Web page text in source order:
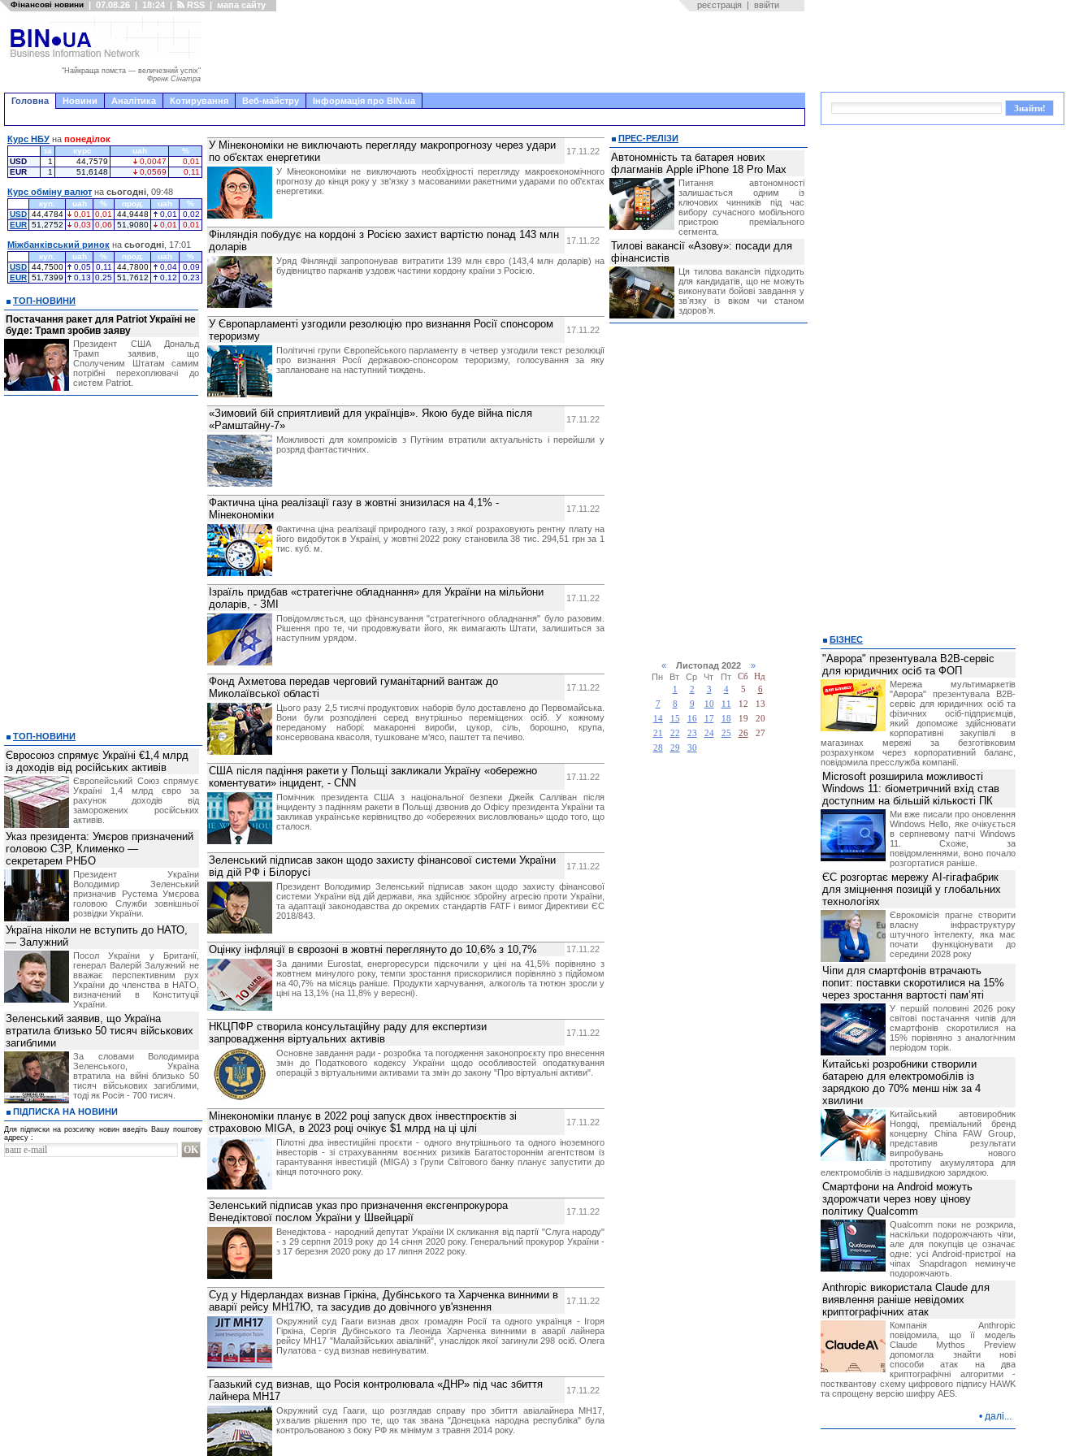
Фінансові новини | 07.08.26 | 18:24 | RSS | мапа сайту реєстрація | ввійти
"Найкраща помста — величезний успіх"
Френк Сінатра
Головна Новини Аналітика Котирування Веб-майстру Інформація про BIN.ua
У Мінекономіки не виключають перегляду макропрогнозу через удари
по об'єктах енергетики
17.11.22
У Мінеокономіки не виключають необхідності перегляду макроекономічного
прогнозу до кінця року у зв'язку з масованими ракетними ударами по об'єктах
енергетики.
Фінляндія побудує на кордоні з Росією захист вартістю понад 143 млн
доларів
17.11.22
Уряд Фінляндії запропонував витратити 139 млн євро (143,4 млн доларів) на
будівництво парканів уздовж частини кордону країни з Росією.
У Європарламенті узгодили резолюцію про визнання Росії спонсором
тероризму
17.11.22
Політичні групи Європейського парламенту в четвер узгодили текст резолюції
про визнання Росії державою-спонсором тероризму, голосування за яку
заплановане на наступний тиждень.
«Зимовий бій сприятливий для українців». Якою буде війна після
«Рамштайну-7»
17.11.22
Можливості для компромісів з Путіним втратили актуальність і перейшли у
розряд фантастичних.
Фактична ціна реалізації газу в жовтні знизилася на 4,1% -
Мінекономіки
17.11.22
Фактична ціна реалізації природного газу, з якої розраховують рентну плату на
його видобуток в Україні, у жовтні 2022 року становила 38 тис. 294,51 грн за 1
тис. куб. м.
Ізраїль придбав «стратегічне обладнання» для України на мільйони
доларів, - ЗМІ
17.11.22
Повідомляється, що фінансування "стратегічного обладнання" було разовим.
Рішення про те, чи продовжувати його, як вимагають Штати, залишиться за
наступним урядом.
Фонд Ахметова передав черговий гуманітарний вантаж до
Миколаївської області
17.11.22
Цього разу 2,5 тисячі продуктових наборів було доставлено до Первомайська.
Вони були розподілені серед внутрішньо переміщених осіб. У кожному
переданому наборі: макаронні вироби, цукор, сіль, борошно, крупа,
консервована квасоля, тушковане м‘ясо, паштет та печиво.
США після падіння ракети у Польщі закликали Україну «обережно
коментувати» інцидент, - CNN
17.11.22
Помічник президента США з національної безпеки Джейк Салліван після
інциденту з падінням ракети в Польщі дзвонив до Офісу президента України та
закликав українське керівництво до «обережних висловлювань» щодо того, що
сталося.
Зеленський підписав закон щодо захисту фінансової системи України
від дій РФ і Білорусі
17.11.22
Президент Володимир Зеленський підписав закон щодо захисту фінансової
системи України від дій держави, яка здійснює збройну агресію проти України,
та адаптації законодавства до окремих стандартів FATF і вимог Директиви ЄС
2018/843.
Оцінку інфляції в єврозоні в жовтні переглянуто до 10,6% з 10,7%
17.11.22
За даними Eurostat, енергоресурси підскочили у ціні на 41,5% порівняно з
жовтнем минулого року, темпи зростання прискорилися порівняно з підйомом
на 40,7% на місяць раніше. Продукти харчування, алкоголь та тютюн зросли у
ціні на 13,1% (на 11,8% у вересні).
НКЦПФР створила консультаційну раду для експертизи
запровадження віртуальних активів
17.11.22
Основне завдання ради - розробка та погодження законопроєкту про внесення
змін до Податкового кодексу України щодо особливостей оподаткування
операцій з віртуальними активами та змін до закону "Про віртуальні активи".
Мінекономіки планує в 2022 році запуск двох інвестпроєктів зі
страховою MIGA, в 2023 році очікує $1 млрд на ці цілі
17.11.22
Пілотні два інвестиційні проєкти - одного внутрішнього та одного іноземного
інвесторів - зі страхуванням воєнних ризиків Багатостороннім агентством із
гарантування інвестицій (MIGA) з Групи Світового банку планує запустити до
кінця поточного року.
Зеленський підписав указ про призначення ексгенпрокурора
Венедіктової послом України у Швейцарії
17.11.22
Венедіктова - народний депутат України IX скликання від партії "Слуга народу"
- з 29 серпня 2019 року до 14 січня 2020 року. Генеральний прокурор України -
з 17 березня 2020 року до 17 липня 2022 року.
Суд у Нідерландах визнав Гіркіна, Дубінського та Харченка винними в
аварії рейсу МН17Ю, та засудив до довічного ув'язнення
17.11.22
Окружний суд Гааги визнав двох громадян Росії та одного українця - Ігоря
Гіркіна, Сергія Дубінського та Леоніда Харченка винними в аварії лайнера
рейсу МН17 "Малайзійських авіаліній", унаслідок якої загинули 298 осіб. Олега
Пулатова - суд визнав невинуватим.
Гаазький суд визнав, що Росія контролювала «ДНР» під час збиття
лайнера MH17
17.11.22
Окружний суд Гааги, що розглядав справу про збиття авіалайнера MH17,
ухвалив рішення про те, що так звана "Донецька народна республіка" була
контрольованою з боку РФ як мінімум з травня 2014 року.
Курс НБУ на понеділок
за курс uah
%
USD
1 44,7579 0,0047
0,01
EUR
1 51,6148 0,0569 0,11
Курс обміну валют на сьогодні , 09:48
куп. uah % прод. uah
%
USD 44,4784 0,01 0,01 44,9448 0,01
0,02
EUR 51,2752 0,03 0,06 51,9080 0,01 0,01
Міжбанківський ринок на сьогодні , 17:01
куп. uah % прод. uah
%
USD 44,7500 0,05 0,11 44,7800 0,04
0,09
EUR 51,7399 0,13 0,25 51,7612 0,12 0,23
ТОП-НОВИНИ
Постачання ракет для Patriot Україні не
буде: Трамп зробив заяву
Президент США Дональд
Трамп заявив, що
Сполученим Штатам самим
потрібні перехоплювачі до
систем Patriot.
ТОП-НОВИНИ
Євросоюз спрямує Україні €1,4 млрд
із доходів від російських активів
Європейський Союз спрямує
Україні 1,4 млрд євро за
рахунок доходів від
заморожених російських
активів.
Указ президента: Умєров призначений
головою СЗР, Клименко —
секретарем РНБО
Президент України
Володимир Зеленський
призначив Pустема Умєрова
головою Служби зовнішньої
розвідки України.
Україна ніколи не вступить до НАТО,
— Залужний
Посол України у Британії,
генерал Валерій Залужний не
вважає перспективним рух
України до членства в НАТО,
визначений в Конституції
України.
Зеленський заявив, що Україна
втратила близько 50 тисяч військових
загиблими
За словами Володимира
Зеленського, Україна
втратила на війні близько 50
тисяч військових загиблими,
тоді як Росія - 700 тисяч.
ПІДПИСКА НА НОВИНИ
Для підписки на розсилку новин введіть Вашу поштову
адресу :
ПРЕС-РЕЛІЗИ
Автономність та батарея нових
флагманів Apple iPhone 18 Pro Max
Питання автономності
залишається одним із
ключових чинників під час
вибору сучасного мобільного
пристрою преміального
сегмента.
Тилові вакансії «Азову»: посади для
фінансистів
Ця тилова вакансія підходить
для кандидатів, що не можуть
виконувати бойові завдання у
звʼязку із віком чи станом
здоровʼя.
« Листопад 2022 »
Пн
Вт Ср Чт Пт Сб
Нд
1
2 3 4 5
6
7
8 9 10 11 12
13
14
15 16 17 18 19
20
21
22 23 24 25 26
27
28
29 30
БІЗНЕС
"Аврора" презентувала B2B-сервіс
для юридичних осіб та ФОП
Мережа мультимаркетів
"Аврора" презентувала B2B-
сервіс для юридичних осіб та
фізичних осіб-підприємців,
який допоможе здійснювати
корпоративні закупівлі в
магазинах мережі за безготівковим
розрахунком через корпоративний баланс,
повідомила пресслужба компанії.
Microsoft розширила можливості
Windows 11: біометричний вхід став
доступним на більшій кількості ПК
Ми вже писали про оновлення
Windows Hello, яке очікується
в серпневому патчі Windows
11. Схоже, за
повідомленнями, воно почало
розгортатися раніше.
ЄС розгортає мережу AI-гігафабрик
для зміцнення позицій у глобальних
технологіях
Єврокомісія прагне створити
власну інфраструктуру
штучного інтелекту, яка має
почати функціонувати до
середини 2028 року
Чіпи для смартфонів втрачають
попит: поставки скоротилися на 15%
через зростання вартості пам’яті
У першій половині 2026 року
світові постачання чипів для
смартфонів скоротилися на
15% порівняно з аналогічним
періодом торік.
Китайські розробники створили
батарею для електромобілів із
зарядкою до 70% менш ніж за 4
хвилини
Китайський автовиробник
Hongqi, преміальний бренд
концерну China FAW Group,
представив результати
випробувань нового
прототипу акумулятора для
електромобілів із надшвидкою зарядкою.
Смартфони на Android можуть
здорожчати через нову цінову
політику Qualcomm
Qualcomm поки не розкрила,
наскільки подорожчають чіпи,
але для покупців це означає
одне: усі Android-пристрої на
чіпах Snapdragon неминуче
подорожчають.
Anthropic використала Claude для
виявлення раніше невідомих
криптографічних атак
Компанія Anthropic
повідомила, що її модель
Claude Mythos Preview
допомогла знайти нові
способи атак на два
криптографічні алгоритми -
постквантову схему цифрового підпису HAWK
та спрощену версію шифру AES.
• далі...